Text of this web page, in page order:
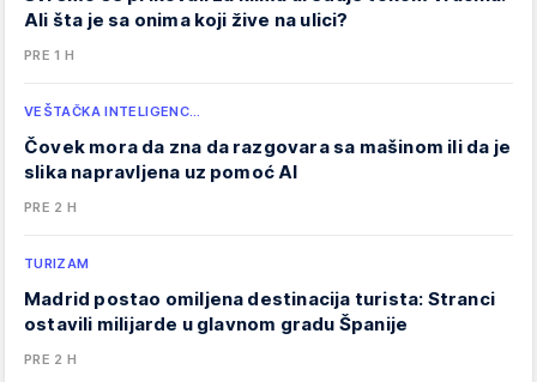
Ali šta je sa onima koji žive na ulici?
PRE 1 H
VEŠTAČKA INTELIGENC…
Čovek mora da zna da razgovara sa mašinom ili da je
slika napravljena uz pomoć AI
PRE 2 H
TURIZAM
Madrid postao omiljena destinacija turista: Stranci
ostavili milijarde u glavnom gradu Španije
PRE 2 H